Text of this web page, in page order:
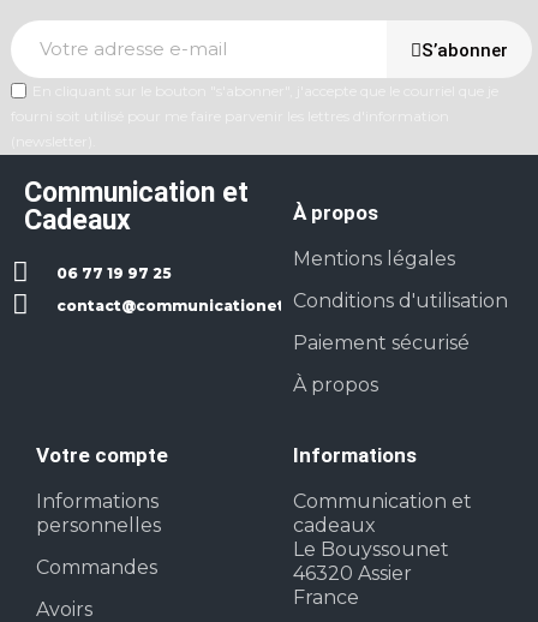
S’abonner
Communication et
Cadeaux
06 77 19 97 25
contact@communicationetcadeaux.fr
À propos
Mentions légales
Conditions d'utilisation
Paiement sécurisé
À propos
Votre compte
Informations
personnelles
Commandes
Avoirs
Informations
Communication et
cadeaux
Le Bouyssounet
46320 Assier
France